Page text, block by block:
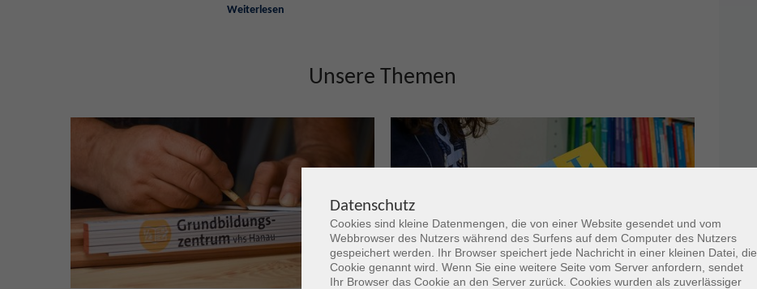
Weiterlesen
Unsere Themen
Datenschutz
Cookies sind kleine Datenmengen, die von einer Website gesendet und vom
Webbrowser des Nutzers während des Surfens auf dem Computer des Nutzers
gespeichert werden. Ihr Browser speichert jede Nachricht in einer kleinen Datei, die
Cookie genannt wird. Wenn Sie eine weitere Seite vom Server anfordern, sendet
Ihr Browser das Cookie an den Server zurück. Cookies wurden als zuverlässiger